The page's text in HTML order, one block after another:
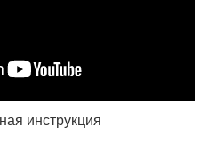
инструкция